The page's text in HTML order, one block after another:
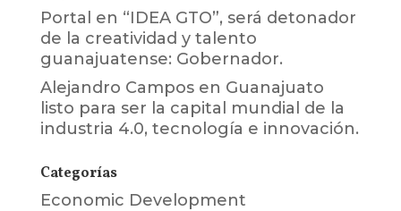
Portal en “IDEA GTO”, será detonador
de la creatividad y talento
guanajuatense: Gobernador.
Alejandro Camposen Guanajuato
listo para ser la capital mundial de la
industria 4.0, tecnología e innovación.
Categorías
Economic Development